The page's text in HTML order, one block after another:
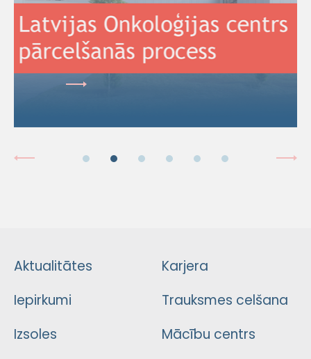
Aktualitātes
Iepirkumi
Izsoles
Karjera
Trauksmes celšana
Mācību centrs